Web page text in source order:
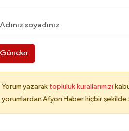
Gönder
Yorum yazarak topluluk kurallarımızı
yorumlardan Afyon Haber hiçbir şekilde